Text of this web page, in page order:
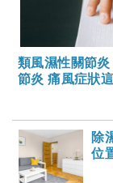
類風濕性關節炎
節炎 痛風症狀
除
位